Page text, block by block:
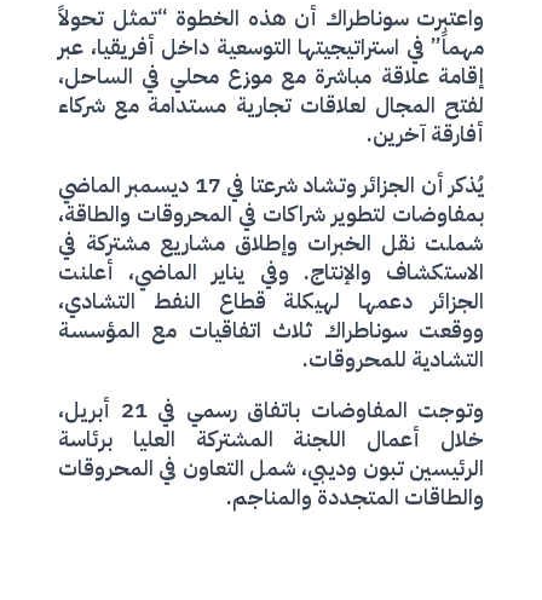
واعتبرت سوناطراك أن هذه الخطوة “تمثل تحولاً
مهماً” في استراتيجيتها التوسعية داخل أفريقيا، عبر
إقامة علاقة مباشرة مع موزع محلي في الساحل،
لفتح المجال لعلاقات تجارية مستدامة مع شركاء
أفارقة آخرين.
يُذكر أن الجزائر وتشاد شرعتا في 17 ديسمبر الماضي
بمفاوضات لتطوير شراكات في المحروقات والطاقة،
شملت نقل الخبرات وإطلاق مشاريع مشتركة في
الاستكشاف والإنتاج. وفي يناير الماضي، أعلنت
الجزائر دعمها لهيكلة قطاع النفط التشادي،
ووقعت سوناطراك ثلاث اتفاقيات مع المؤسسة
التشادية للمحروقات.
وتوجت المفاوضات باتفاق رسمي في 21 أبريل،
خلال أعمال اللجنة المشتركة العليا برئاسة
الرئيسين تبون وديبي، شمل التعاون في المحروقات
والطاقات المتجددة والمناجم.